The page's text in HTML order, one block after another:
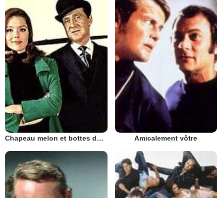
Chapeau melon et bottes de cuir - 1961 Amicalement vôtre